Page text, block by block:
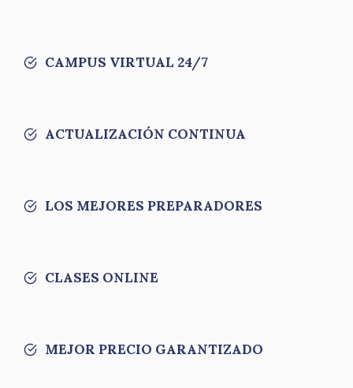
CAMPUS VIRTUAL 24/7
ACTUALIZACIÓN CONTINUA
LOS MEJORES PREPARADORES
CLASES ONLINE
MEJOR PRECIO GARANTIZADO